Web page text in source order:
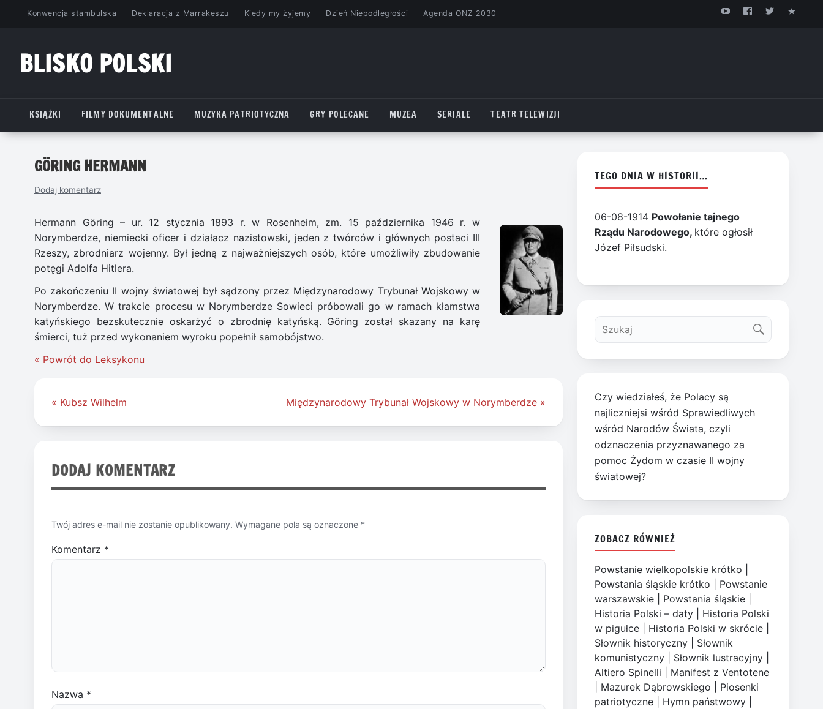
PrzejdźKonwencja stambulska Deklaracja z Marrakeszu Kiedy my żyjemy Dzień Niepodległości Agenda ONZ 2030
BLISKO POLSKI
KSIĄŻKI
FILMY DOKUMENTALNE MUZYKA PATRIOTYCZNA GRY POLECANE MUZEA SERIALE TEATR TELEWIZJI
GÖRING HERMANN
Dodaj komentarz
Hermann Göring – ur. 12 stycznia 1893 r. w Rosenheim, zm. 15 października 1946 r. w
Norymberdze, niemiecki oficer i działacz nazistowski, jeden z twórców i głównych postaci III
Rzeszy, zbrodniarz wojenny. Był jedną z najważniejszych osób, które umożliwiły zbudowanie
potęgi Adolfa Hitlera.
Po zakończeniu II wojny światowej był sądzony przez Międzynarodowy Trybunał Wojskowy w
Norymberdze. W trakcie procesu w Norymberdze Sowieci próbowali go w ramach kłamstwa
katyńskiego bezskutecznie oskarżyć o zbrodnię katyńską. Göring został skazany na karę
śmierci, tuż przed wykonaniem wyroku popełnił samobójstwo.
« Powrót do Leksykonu
Nawigacja
« Kubsz Wilhelm Międzynarodowy Trybunał Wojskowy w Norymberdze »
DODAJ KOMENTARZ
Twój adres e-mail nie zostanie opublikowany. Wymagane pola są oznaczone *
Komentarz *
Nazwa *
TEGO DNIA W HISTORII…
06-08-1914 Powołanie tajnego
Rządu Narodowego, które ogłosił
Józef Piłsudski.
Czy wiedziałeś, że Polacy są
najliczniejsi wśród Sprawiedliwych
wśród Narodów Świata, czyli
odznaczenia przyznawanego za
pomoc Żydom w czasie II wojny
światowej?
ZOBACZ RÓWNIEŻ
Powstanie wielkopolskie krótko
Powstania śląskie krótko
Powstanie
warszawskie
Powstania śląskie
Historia Polski – daty
Historia Polski
w pigułce
Historia Polski w skrócie
Słownik historyczny
Słownik
komunistyczny
Słownik lustracyjny
Altiero Spinelli
Manifest z Ventotene
Mazurek Dąbrowskiego
Piosenki
patriotyczne
Hymn państwowy